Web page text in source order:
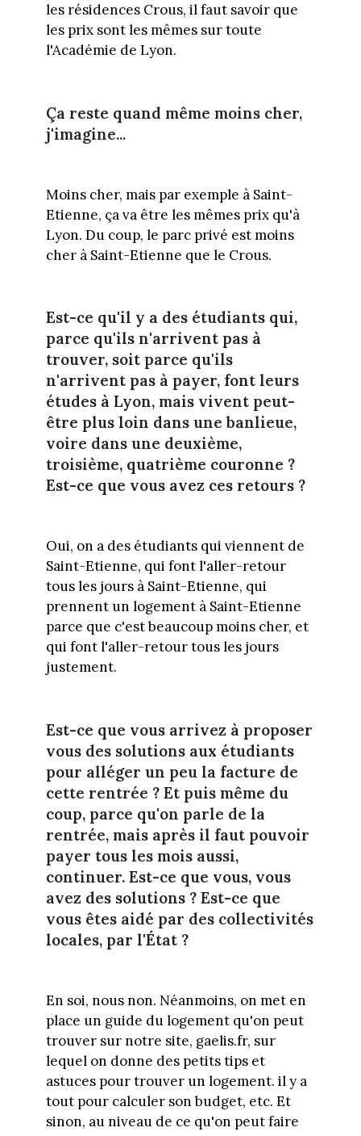
les résidences Crous, il faut savoir que
les prix sont les mêmes sur toute
l'Académie de Lyon.
Ça reste quand même moins cher,
j'imagine...
Moins cher, mais par exemple à Saint-
Etienne, ça va être les mêmes prix qu'à
Lyon. Du coup, le parc privé est moins
cher à Saint-Etienne que le Crous.
Est-ce qu'il y a des étudiants qui,
parce qu'ils n'arrivent pas à
trouver, soit parce qu'ils
n'arrivent pas à payer, font leurs
études à Lyon, mais vivent peut-
être plus loin dans une banlieue,
voire dans une deuxième,
troisième, quatrième couronne ?
Est-ce que vous avez ces retours ?
Oui, on a des étudiants qui viennent de
Saint-Etienne, qui font l'aller-retour
tous les jours à Saint-Etienne, qui
prennent un logement à Saint-Etienne
parce que c'est beaucoup moins cher, et
qui font l'aller-retour tous les jours
justement.
Est-ce que vous arrivez à proposer
vous des solutions aux étudiants
pour alléger un peu la facture de
cette rentrée ? Et puis même du
coup, parce qu'on parle de la
rentrée, mais après il faut pouvoir
payer tous les mois aussi,
continuer. Est-ce que vous, vous
avez des solutions ? Est-ce que
vous êtes aidé par des collectivités
locales, par l'État ?
En soi, nous non. Néanmoins, on met en
place un guide du logement qu'on peut
trouver sur notre site, gaelis.fr, sur
lequel on donne des petits tips et
astuces pour trouver un logement. il y a
tout pour calculer son budget, etc. Et
sinon, au niveau de ce qu'on peut faire